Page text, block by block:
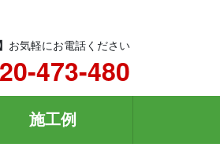
お気軽にお電話ください
473-480
施工例